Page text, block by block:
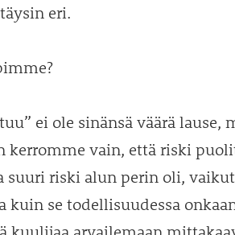
eri.
ei ole sinänsä väärä lause,
kerromme vain, että riski
suuri riski alun perin oli,
kuin se todellisuudessa